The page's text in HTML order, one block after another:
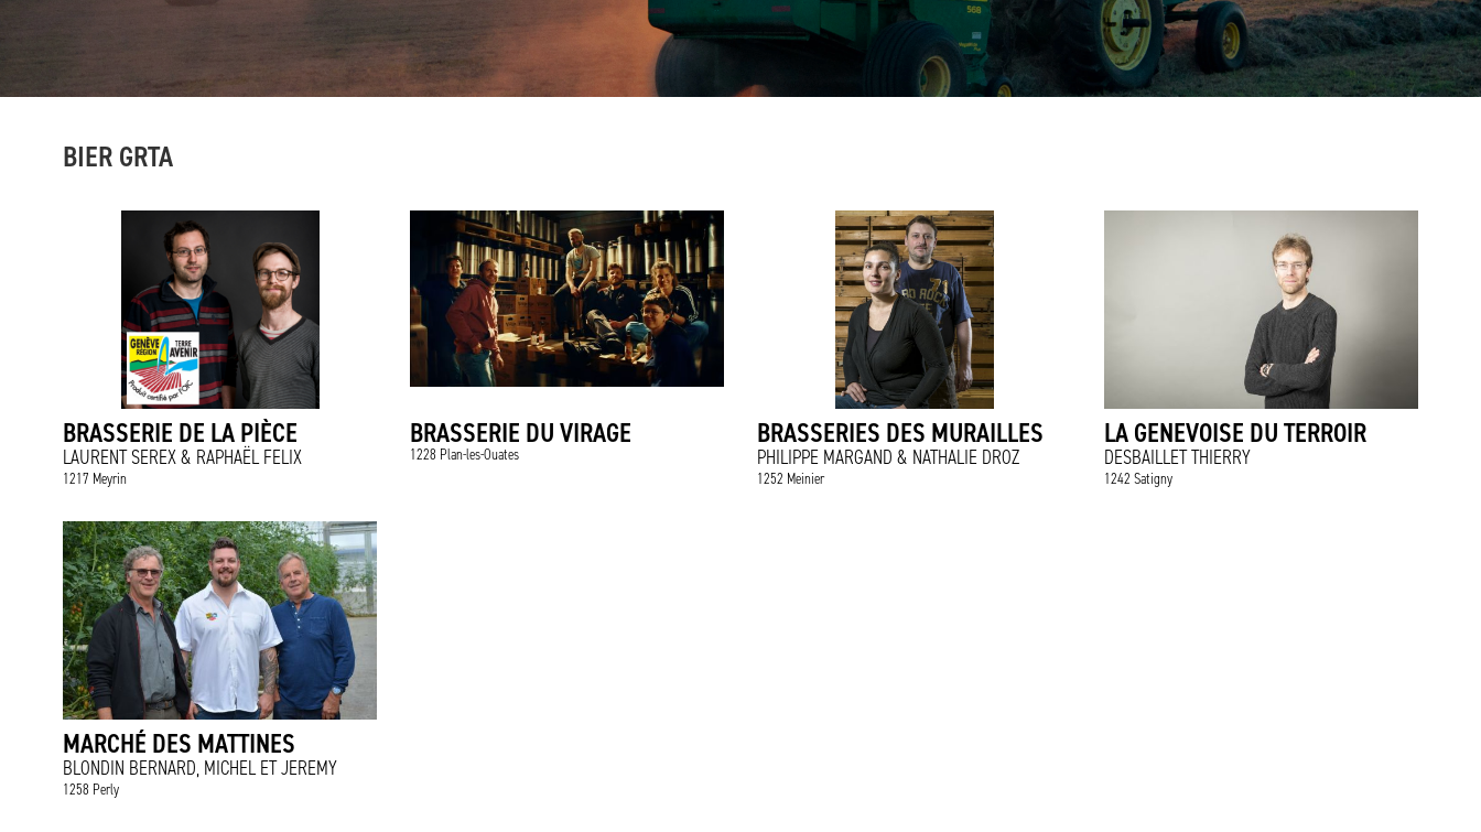
BIER GRTA
BRASSERIE DE LA PIÈCE
LAURENT SEREX & RAPHAËL FELIX
1217 Meyrin
BRASSERIE DU VIRAGE
1228 Plan-les-Ouates
BRASSERIES DES MURAILLES
PHILIPPE MARGAND & NATHALIE DROZ
1252 Meinier
LA GENEVOISE DU TERROIR
DESBAILLET THIERRY
1242 Satigny
MARCHÉ DES MATTINES
BLONDIN BERNARD, MICHEL ET JEREMY
1258 Perly